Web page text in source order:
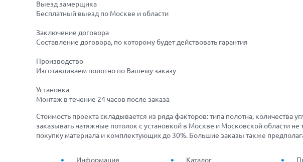
Выезд замерщика
Бесплатный выезд по Москве и области
Заключение договора
Составление договора, по которому будет действовать гарантия
Производство
Изготавливаем полотно по Вашему заказу
Установка
Монтаж в течение 24 часов после заказа
Стоимость проекта складывается из ряда факторов: типа полотна,
заказывать натяжные потолок с установкой в Москве и Московской области
покупку материала и комплектующих до 30%. Большие заказы также
Информация Каталог